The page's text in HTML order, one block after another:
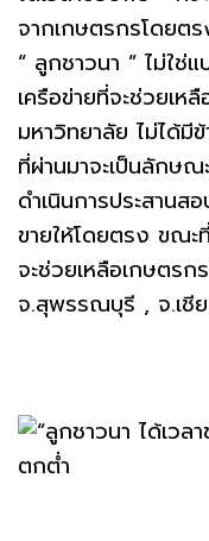
จากเกษตรกรโดยต
“ ลูกชาวนา ” ไม่ใช่
เครือข่ายที่จะช่วยเห
มหาวิทยาลัย ไม่ได้มี
ที่ผ่านมาจะเป็นลักษ
ดำเนินการประสานส
ขายให้โดยตรง ขณะ
จะช่วยเหลือเกษตร
จ.สุพรรณบุรี , จ.เชีย